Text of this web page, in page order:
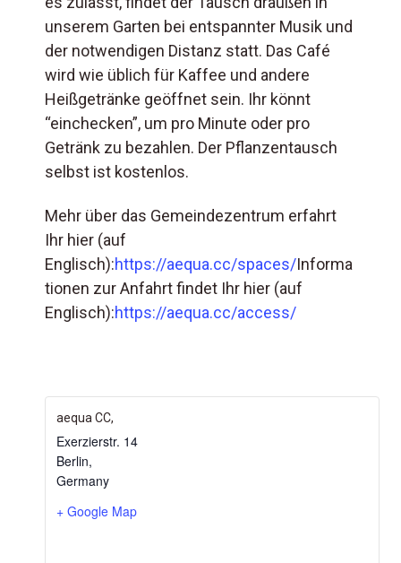
unserem Garten bei entspannter Musik und
der notwendigen Distanz statt. Das Café
wird wie üblich für Kaffee und andere
Heißgetränke geöffnet sein. Ihr könnt
“einchecken”, um pro Minute oder pro
Getränk zu bezahlen. Der Pflanzentausch
selbst ist kostenlos.
Mehr über das Gemeindezentrum erfahrt
Ihr hier (auf
Englisch):https://aequa.cc/spaces/Informa
tionen zur Anfahrt findet Ihr hier (auf
Englisch):https://aequa.cc/access/
aequa CC,
Exerzierstr. 14
Berlin,
Germany
+ Google Map